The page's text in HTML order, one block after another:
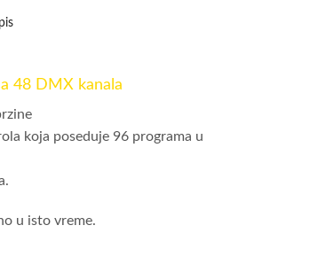
48 DMX kanala
koja poseduje 96 programa u
u isto vreme.